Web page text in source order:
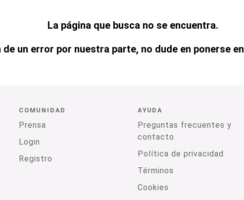
La página que busca no se encuentra.
un error por nuestra parte, no dude en ponerse en
COMUNIDAD
Prensa
Login
Registro
AYUDA
Preguntas frecuentes y
contacto
Política de privacidad
Términos
Cookies